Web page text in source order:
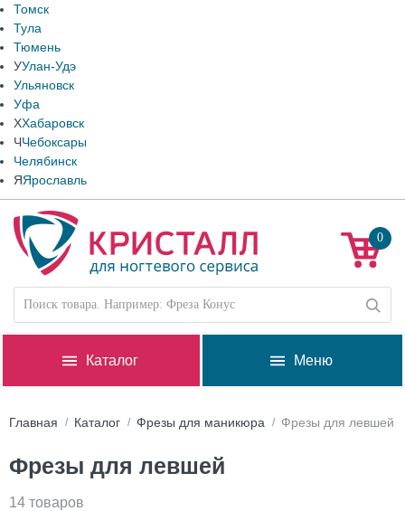
Томск
Тула
Тюмень
УУлан-Удэ
Ульяновск
Уфа
ХХабаровск
ЧЧебоксары
Челябинск
ЯЯрославль
0
Каталог Меню
Главная Каталог Фрезы для маникюра Фрезы для левшей
Фрезы для левшей
14 товаров